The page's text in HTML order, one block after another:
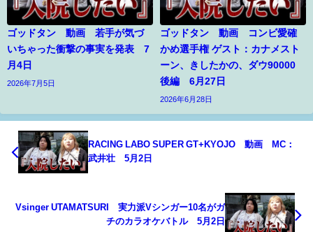
ゴッドタン 動画 若手が気づ
いちゃった衝撃の事実を発表 7
月4日
2026年7月5日
ゴッドタン 動画 コンビ愛確
かめ選手権 ゲスト：カナメスト
ーン、きしたかの、ダウ90000
後編 6月27日
2026年6月28日
RACING LABO SUPER GT+KYOJO 動画 MC：
武井壮 5月2日
Vsinger UTAMATSURI 実力派Vシンガー10名がガ
チのカラオケバトル 5月2日